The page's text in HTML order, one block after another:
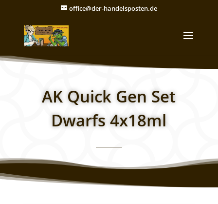
office@der-handelsposten.de
AK Quick Gen Set
Dwarfs 4x18ml